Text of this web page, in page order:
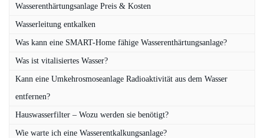
Wasserenthärtungsanlage Preis & Kosten
Wasserleitung entkalken
Was kann eine SMART-Home fähige Wasserenthärtungsanlage?
Was ist vitalisiertes Wasser?
Kann eine Umkehrosmoseanlage Radioaktivität aus dem Wasser
entfernen?
Hauswasserfilter – Wozu werden sie benötigt?
Wie warte ich eine Wasserentkalkungsanlage?